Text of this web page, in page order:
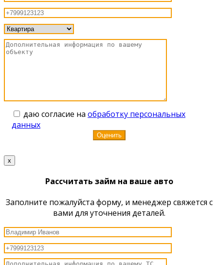
даю согласие на обработку персональных
данных
x
Рассчитать займ на ваше авто
Заполните пожалуйста форму, и менеджер свяжется с
вами для уточнения деталей.